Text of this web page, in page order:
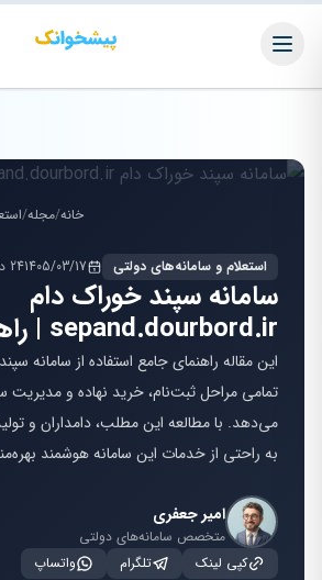
خانه/مجله/
استعلام و سامانه‌های دولتی 1405/03/1724 دقیقه مطالعه
سامانه سپند خوراک دام
sepand.dourbord.ir | راهنمای جامع
این مقاله راهنمای جامع استفاده از سامانه
تمامی مراحل ثبت‌نام، خرید نهاده و
می‌دهد. با مطالعه این مطلب، دامداران و
به راحتی از خدمات این سامانه هوشمند
امیر جعفری
متخصص سامانه‌های دولتی
کپی لینک
تلگرام واتساپ